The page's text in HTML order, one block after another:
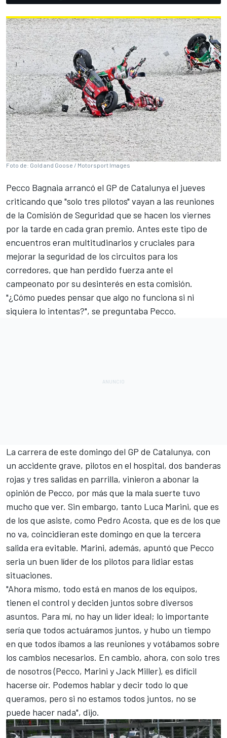
Foto de: Gold and Goose / Motorsport Images
Pecco Bagnaia arrancó el GP de Catalunya el jueves
criticando que "solo tres pilotos" vayan a las reuniones
de la Comisión de Seguridad que se hacen los viernes
por la tarde en cada gran premio. Antes este tipo de
encuentros eran multitudinarios y cruciales para
mejorar la seguridad de los circuitos para los
corredores, que han perdido fuerza ante el
campeonato por su desinterés en esta comisión.
"¿Cómo puedes pensar que algo no funciona si ni
siquiera lo intentas?", se preguntaba Pecco.
La carrera de este domingo del GP de Catalunya, con
un accidente grave, pilotos en el hospital, dos banderas
rojas y tres salidas en parrilla, vinieron a abonar la
opinión de Pecco, por más que la mala suerte tuvo
mucho que ver. Sin embargo, tanto Luca Marini, que es
de los que asiste, como Pedro Acosta, que es de los que
no va, coincidieran este domingo en que la tercera
salida era evitable. Marini, además, apuntó que Pecco
seria un buen líder de los pilotos para lidiar estas
situaciones.
"Ahora mismo, todo está en manos de los equipos,
tienen el control y deciden juntos sobre diversos
asuntos. Para mí, no hay un líder ideal; lo importante
sería que todos actuáramos juntos, y hubo un tiempo
en que todos íbamos a las reuniones y votábamos sobre
los cambios necesarios. En cambio, ahora, con solo tres
de nosotros (Pecco, Marini yJack Miller), es difícil
hacerse oír. Podemos hablar y decir todo lo que
queramos, pero si no estamos todos juntos, no se
puede hacer nada", dijo.